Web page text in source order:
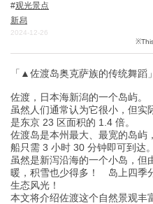
联系我们
网站营运公司
招募旅游作家
观光景点
新舄
2024-12-26
「▲佐渡岛奥克萨族的传统舞蹈」
佐渡，日本海新潟的一个岛屿。
虽然人们通常认为它很小，但实
是东京 23 区面积的 1.4 倍。
佐渡岛是本州最大、最宽的岛屿
船只需 3 小时 30 分钟即可到达。
虽然是新泻沿海的一个小岛，但
暖，积雪也少得多！ 岛上四季
生态风光！
本文将介绍佐渡这个自然景观丰